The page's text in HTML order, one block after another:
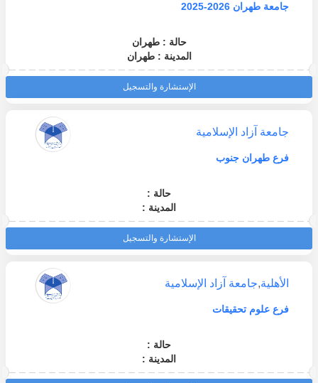
جامعة طهران 2026-2025
حالة : طهران
المدينة : طهران
الإستشارة والتسجيل
جامعة آزاد الإسلامية
فرع طهران جنوب
حالة :
المدينة :
الإستشارة والتسجيل
الأهلية,جامعة آزاد الإسلامية
فرع علوم تحقيقات
حالة :
المدينة :